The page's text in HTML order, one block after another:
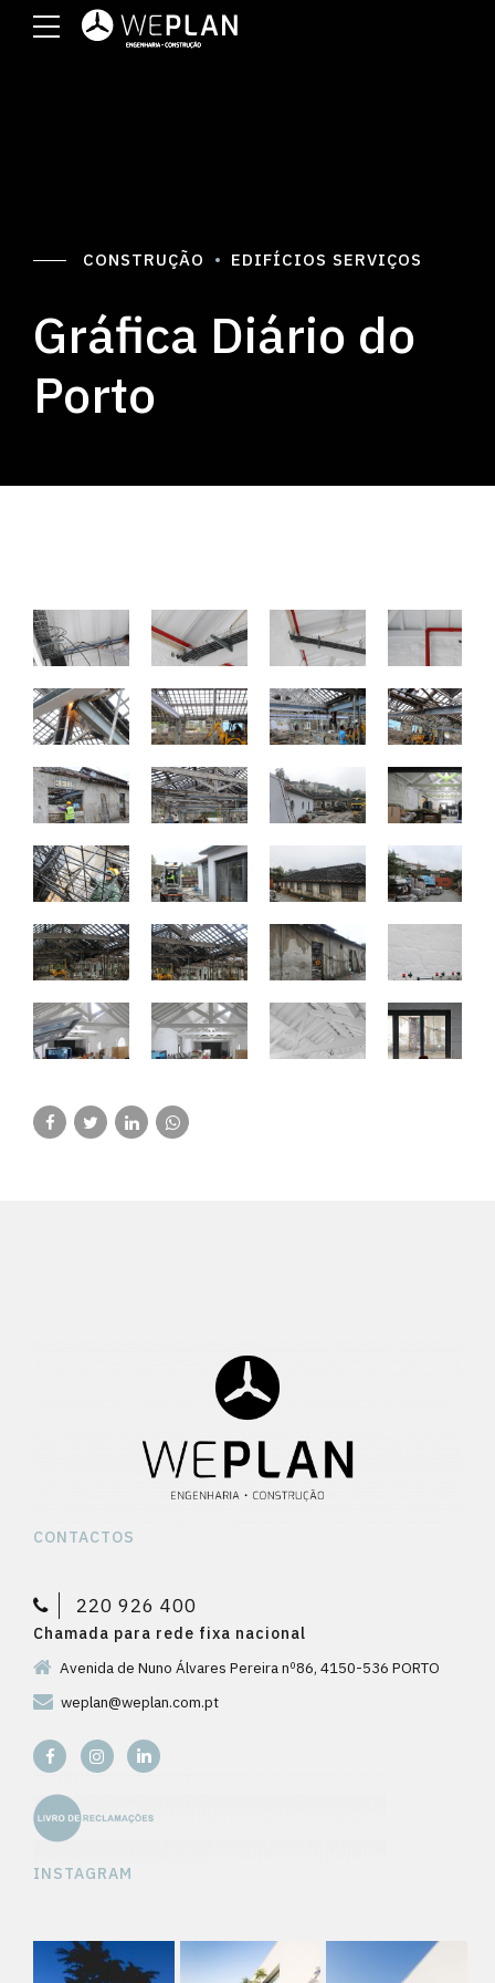
CONSTRUÇÃO EDIFÍCIOS SERVIÇOS
Gráfica Diário do
Porto
CONTACTOS
220 926 400
Chamada para rede fixa nacional
Avenida de Nuno Álvares Pereira nº86, 4150-536 PORTO
weplan@weplan.com.pt
INSTAGRAM